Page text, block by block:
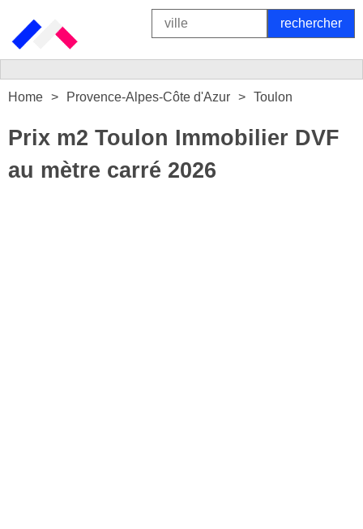
Home Provence-Alpes-Côte d'Azur Toulon
Prix m2 Toulon Immobilier DVF
au mètre carré 2026